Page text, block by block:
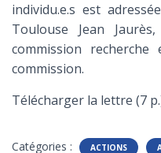
individu.e.s est
Toulouse Jean
commission
commission.
Télécharger la lettre (7
Catégories : ACTIONS